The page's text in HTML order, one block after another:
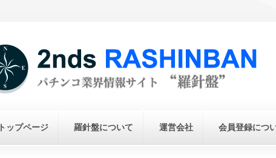
トップページ 羅針盤について 運営会社 会員登録につ